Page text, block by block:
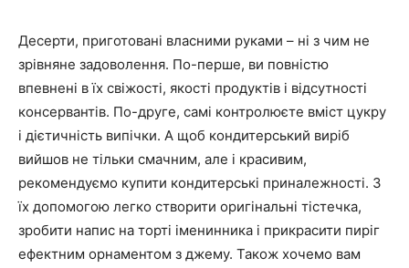
Десерти, приготовані власними руками – ні з чим не
зрівняне задоволення. По-перше, ви повністю
впевнені в їх свіжості, якості продуктів і відсутності
консервантів. По-друге, самі контролюєте вміст цукру
і дієтичність випічки. А щоб кондитерський виріб
вийшов не тільки смачним, але і красивим,
рекомендуємо купити кондитерські приналежності. З
їх допомогою легко створити оригінальні тістечка,
зробити напис на торті іменинника і прикрасити пиріг
ефектним орнаментом з джему. Також хочемо вам